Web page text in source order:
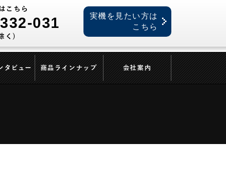
こちら
031
く)
実機を見たい方は
こちら
タビュー 商品ラインナップ 会社案内